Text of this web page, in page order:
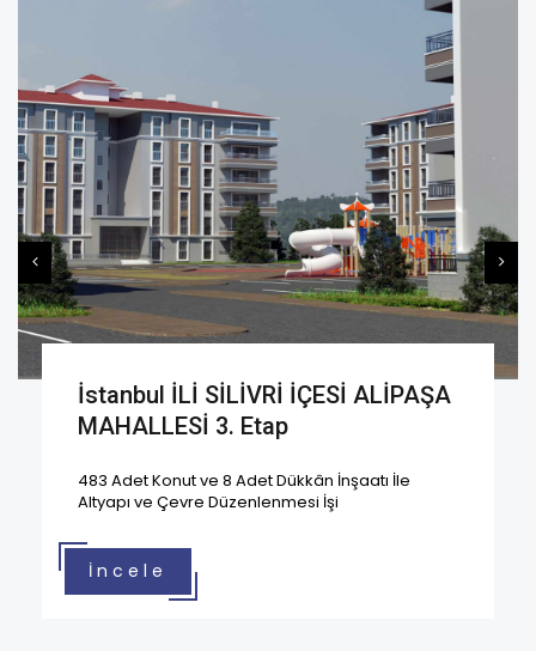
İstanbul İLİ SİLİVRİ İÇESİ ALİPAŞA
MAHALLESİ 3. Etap
483 Adet Konut ve 8 Adet Dükkân İnşaatı İle
Altyapı ve Çevre Düzenlenmesi İşi
İncele